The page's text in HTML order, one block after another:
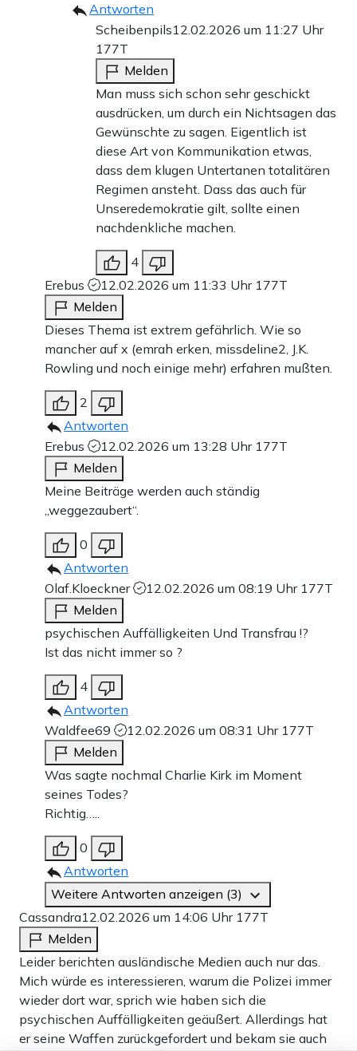
Antworten
Scheibenpils12.02.2026 um 11:27 Uhr
177T
Melden
Man muss sich schon sehr geschickt
ausdrücken, um durch ein Nichtsagen das
Gewünschte zu sagen. Eigentlich ist
diese Art von Kommunikation etwas,
dass dem klugen Untertanen totalitären
Regimen ansteht. Dass das auch für
Unseredemokratie gilt, sollte einen
nachdenkliche machen.
4
Erebus
12.02.2026 um 11:33 Uhr 177T
Melden
Dieses Thema ist extrem gefährlich. Wie so
mancher auf x (emrah erken, missdeline2, J.K.
Rowling und noch einige mehr) erfahren mußten.
2
Antworten
Erebus
12.02.2026 um 13:28 Uhr 177T
Melden
Meine Beiträge werden auch ständig
„weggezaubert“.
0
Antworten
Olaf.Kloeckner
12.02.2026 um 08:19 Uhr 177T
Melden
psychischen Auffälligkeiten Und Transfrau !?
Ist das nicht immer so ?
4
Antworten
Waldfee69
12.02.2026 um 08:31 Uhr 177T
Melden
Was sagte nochmal Charlie Kirk im Moment
seines Todes?
Richtig…..
0
Antworten
Weitere Antworten anzeigen (3)
Cassandra12.02.2026 um 14:06 Uhr 177T
Melden
Leider berichten ausländische Medien auch nur das.
Mich würde es interessieren, warum die Polizei immer
wieder dort war, sprich wie haben sich die
psychischen Auffälligkeiten geäußert. Allerdings hat
er seine Waffen zurückgefordert und bekam sie auch